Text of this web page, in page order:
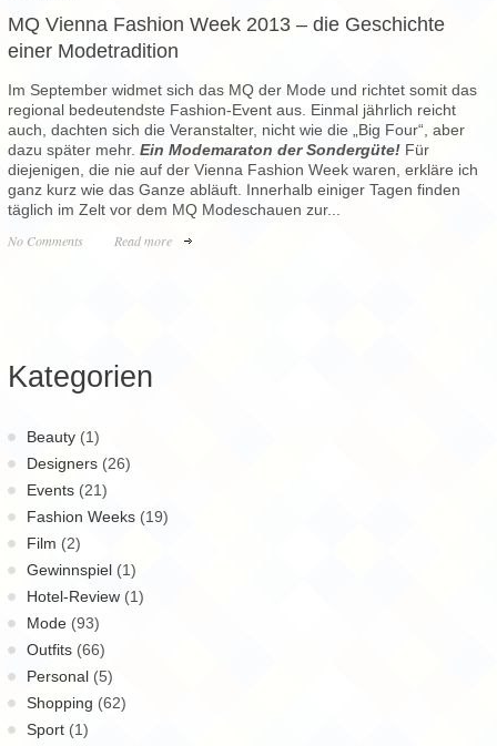
MQ Vienna Fashion Week 2013 – die Geschichte
einer Modetradition
Im September widmet sich das MQ der Mode und richtet somit das
regional bedeutendste Fashion-Event aus. Einmal jährlich reicht
auch, dachten sich die Veranstalter, nicht wie die „Big Four“, aber
dazu später mehr. Ein Modemaraton der Sondergüte! Für
diejenigen, die nie auf der Vienna Fashion Week waren, erkläre ich
ganz kurz wie das Ganze abläuft. Innerhalb einiger Tagen finden
täglich im Zelt vor dem MQ Modeschauen zur...
No Comments
Read more
Kategorien
Beauty (1)
Designers (26)
Events (21)
Fashion Weeks (19)
Film (2)
Gewinnspiel (1)
Hotel-Review (1)
Mode (93)
Outfits (66)
Personal (5)
Shopping (62)
Sport (1)